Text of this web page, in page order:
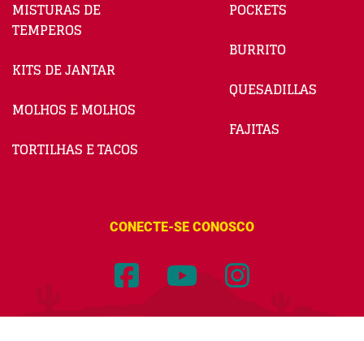
MISTURAS DE
TEMPEROS
KITS DE JANTAR
MOLHOS E MOLHOS
TORTILHAS E TACOS
POCKETS
BURRITO
QUESADILLAS
FAJITAS
CONECTE-SE CONOSCO